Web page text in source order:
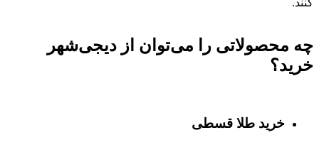
چه محصولاتی را می‌توان از دیجی‌شهر
خرید؟
خرید طلا قسطی